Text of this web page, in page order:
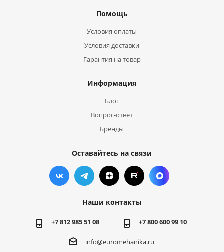
Помощь
Условия оплаты
Условия доставки
Гарантия на товар
Информация
Блог
Вопрос-ответ
Бренды
Оставайтесь на связи
Наши контакты
+7 812 985 51 08 +7 800 600 99 10
info@euromehanika.ru